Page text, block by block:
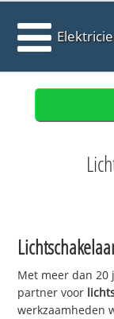
Met meer dan
partner voor
werkzaamheden